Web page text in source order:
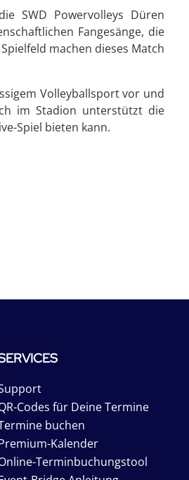
SWD Powervolleys Düren
Fangesänge, die
machen dieses Match
Volleyballsport vor und
im Stadion unterstützt die
Spiel bieten kann.
Codes für Deine Termine
buchen
Kalender
Terminbuchungstool